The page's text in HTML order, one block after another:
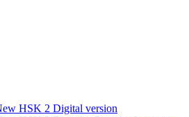
HSK 2 Digital version